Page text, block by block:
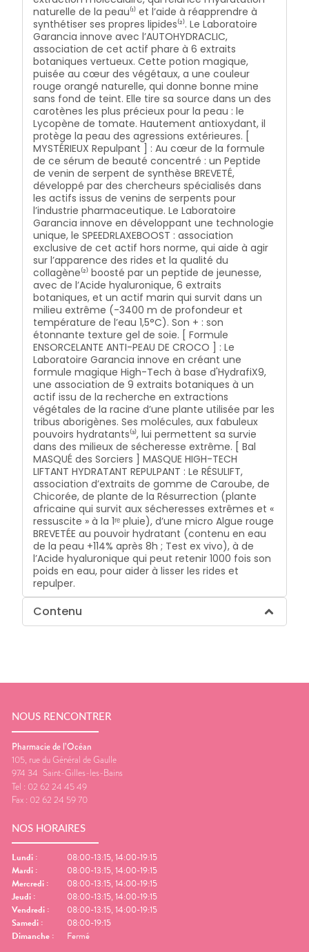
survie dans des milieux de sécheresse extrême. [ Bal
MASQUÉ des Sorciers ] MASQUE HIGH-TECH LIFTANT
HYDRATANT REPULPANT : Le RÉSULIFT, association
d’extraits de gomme de Caroube, de Chicorée, de
plante de la Résurrection (plante africaine qui survit
aux sécheresses extrêmes et « ressuscite » à la 1ʳᵉ
pluie), d’une micro Algue rouge BREVETÉE au pouvoir
hydratant (contenu en eau de la peau +114% après
8h ; Test ex vivo), à de l’Acide hyaluronique qui peut
retenir 1000 fois son poids en eau, pour aider à lisser
les rides et repulper.
naturelle de la peau⁽¹⁾ et l’aide à réapprendre à
synthétiser ses propres lipides⁽²⁾. Le Laboratoire
Garancia innove avec l’AUTOHYDRACLIC,
association de cet actif phare à 6 extraits
botaniques vertueux. Cette potion magique,
puisée au cœur des végétaux, a une couleur
rouge orangé naturelle, qui donne bonne mine
sans fond de teint. Elle tire sa source dans un des
carotènes les plus précieux pour la peau : le
Lycopène de tomate. Hautement antioxydant, il
protège la peau des agressions extérieures. [
MYSTÉRIEUX Repulpant ] : Au cœur de la formule
de ce sérum de beauté concentré : un Peptide
de venin de serpent de synthèse BREVETÉ,
développé par des chercheurs spécialisés dans
les actifs issus de venins de serpents pour
l’industrie pharmaceutique. Le Laboratoire
Garancia innove en développant une technologie
unique, le SPEEDRLAXEBOOST : association
exclusive de cet actif hors norme, qui aide à agir
sur l’apparence des rides et la qualité du
collagène⁽²⁾ boosté par un peptide de jeunesse,
avec de l’Acide hyaluronique, 6 extraits
botaniques, et un actif marin qui survit dans un
milieu extrême (-3400 m de profondeur et
température de l’eau 1,5°C). Son + : son
étonnante texture gel de soie. [ Formule
ENSORCELANTE ANTI-PEAU DE CROCO ] : Le
Laboratoire Garancia innove en créant une
formule magique High-Tech à base d'HydrafiX9,
une association de 9 extraits botaniques à un
actif issu de la recherche en extractions
végétales de la racine d’une plante utilisée par les
tribus aborigènes. Ses molécules, aux fabuleux
pouvoirs hydratants⁽³⁾, lui permettent sa survie
dans des milieux de sécheresse extrême. [ Bal
MASQUÉ des Sorciers ] MASQUE HIGH-TECH
LIFTANT HYDRATANT REPULPANT : Le RÉSULIFT,
association d’extraits de gomme de Caroube, de
Chicorée, de plante de la Résurrection (plante
africaine qui survit aux sécheresses extrêmes et «
ressuscite » à la 1ʳᵉ pluie), d’une micro Algue rouge
BREVETÉE au pouvoir hydratant (contenu en eau
de la peau +114% après 8h ; Test ex vivo), à de
l’Acide hyaluronique qui peut retenir 1000 fois son
poids en eau, pour aider à lisser les rides et
repulper.
Contenu
NOUS RENCONTRER
Pharmacie de l’Océan
105, rue du Général de Gaulle
974 34 Saint-Gilles-les-Bains
Tel : 02 62 24 45 49
Fax : 02 62 24 59 70
NOS HORAIRES
Lundi :
08:00-13:15, 14:00-19:15
Mardi :
08:00-13:15, 14:00-19:15
Mercredi :
08:00-13:15, 14:00-19:15
Jeudi :
08:00-13:15, 14:00-19:15
Vendredi :
08:00-13:15, 14:00-19:15
Samedi :
08:00-19:15
Dimanche : Fermé